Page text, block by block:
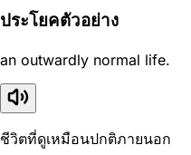
ประโยคตัวอย่าง
an outwardly normal life.
ชีวิตที่ดูเหมือนปกติภายนอก